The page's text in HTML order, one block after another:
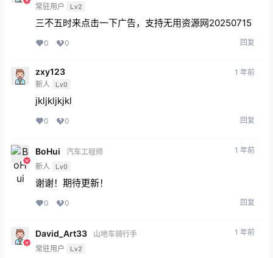
常驻用户
Lv2
三不五时来点击一下广告，支持无用资源网20250715
0 0 回复
zxy123
新人 Lv0
1 年前
jkljkljkjkl
0 0 回复
BoHui
汽车工程师
新人
Lv0
1 年前
谢谢！期待更新！
0 0 回复
David_Art33
山地车骑行手
常驻用户
Lv2
1 年前